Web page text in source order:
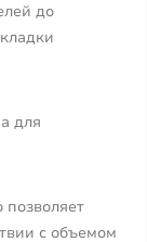
до
для
с объемом